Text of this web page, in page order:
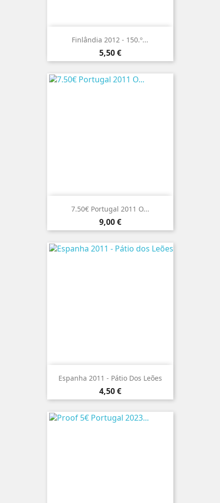
Finlândia 2012 - 150.º...
Preço
5,50 €
7.50€ Portugal 2011 O...
Preço
9,00 €
Espanha 2011 - Pátio Dos Leões
Preço
4,50 €